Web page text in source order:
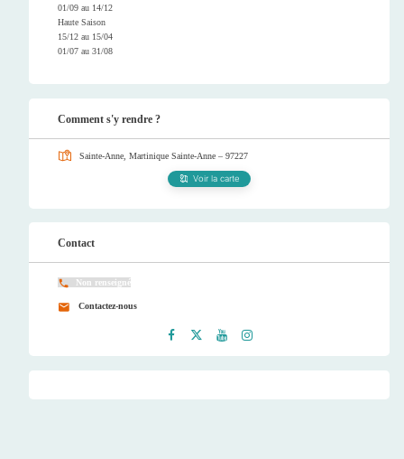
01/09 au 14/12
Haute Saison
15/12 au 15/04
01/07 au 31/08
Comment s'y rendre ?
Sainte-Anne, Martinique Sainte-Anne – 97227
Voir la carte
Contact
Non renseigné
Contactez-nous